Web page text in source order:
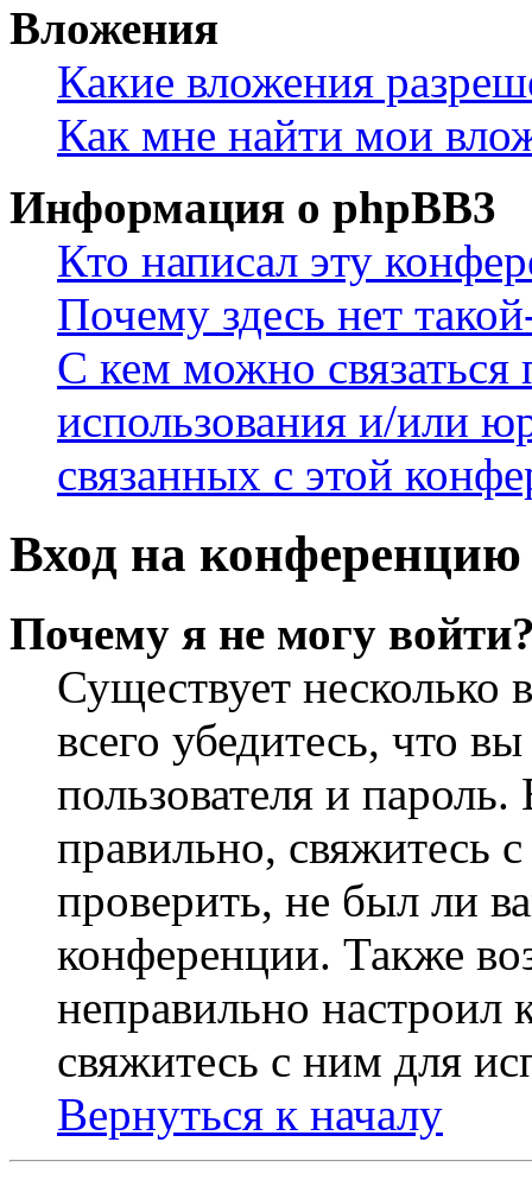
Вложения
Какие вложения
Как мне найти мои
Информация о phpBB3
Кто написал эту
Почему здесь нет
С кем можно связаться
использования и/или
связанных с этой
Вход на конференцию
Почему я не могу
Существует
всего убедитесь, что
пользователя и
правильно, свяжитесь
проверить, не был ли
конференции. Также
неправильно
свяжитесь с ним для
Вернуться к началу